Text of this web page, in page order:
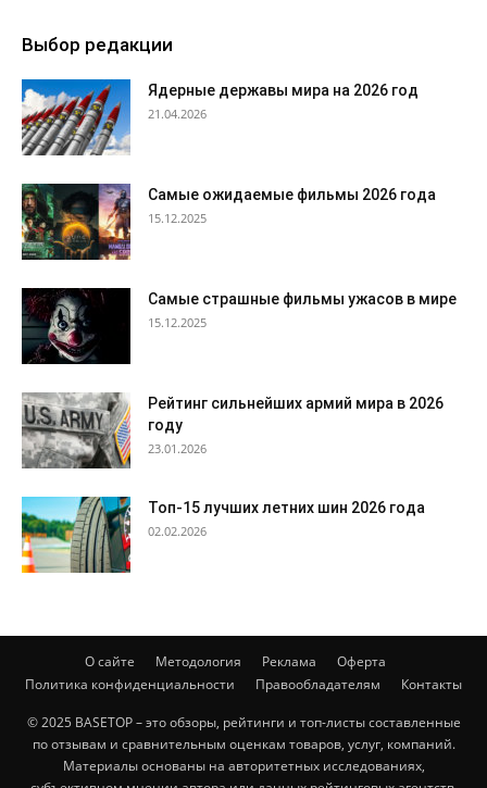
Выбор редакции
Ядерные державы мира на 2026 год
21.04.2026
Самые ожидаемые фильмы 2026 года
15.12.2025
Самые страшные фильмы ужасов в мире
15.12.2025
Рейтинг сильнейших армий мира в 2026
году
23.01.2026
Топ-15 лучших летних шин 2026 года
02.02.2026
О сайте Методология Реклама
Оферта
Политика конфиденциальности
Правообладателям Контакты
© 2025 BASETOP – это обзоры, рейтинги и топ-листы составленные
по отзывам и сравнительным оценкам товаров, услуг, компаний.
Материалы основаны на авторитетных исследованиях,